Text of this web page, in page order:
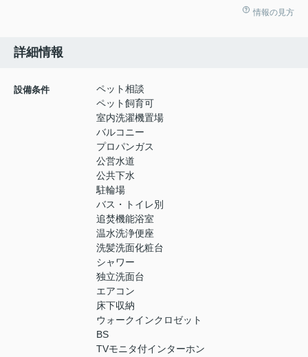
情報の見方
詳細情報
設備条件
ペット相談
ペット飼育可
室内洗濯機置場
バルコニー
プロパンガス
公営水道
公共下水
駐輪場
バス・トイレ別
追焚機能浴室
温水洗浄便座
洗髪洗面化粧台
シャワー
独立洗面台
エアコン
床下収納
ウォークインクロゼット
BS
TVモニタ付インターホン